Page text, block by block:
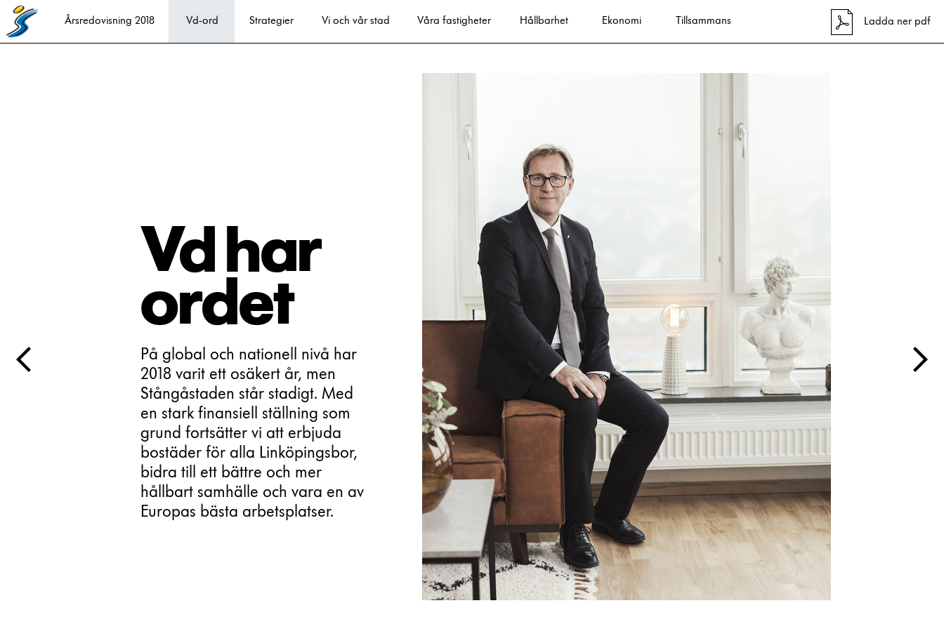
Årsredovisning 2018 Vd-ord Våra fastigheter
Vi och vår stad
Strategier Hållbarhet Ekonomi Tillsammans
Vd har
ordet
På global och nationell nivå har
2018 varit ett osäkert år, men
Stångåstaden står stadigt. Med
en stark finansiell ställning som
grund fortsätter vi att erbjuda
bostäder för alla Linköpingsbor,
bidra till ett bättre och mer
hållbart samhälle och vara en av
Europas bästa arbetsplatser.
  Ladda ner pdf